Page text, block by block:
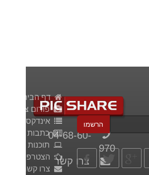
04-68-60-
970
צרו קשר
דף הבית
פורום צילום
אינדקס צלמים
כתבות ומאמרים
תוכנות לצלמים
הצטרפו לאתר
צרו קשר
הרשמו